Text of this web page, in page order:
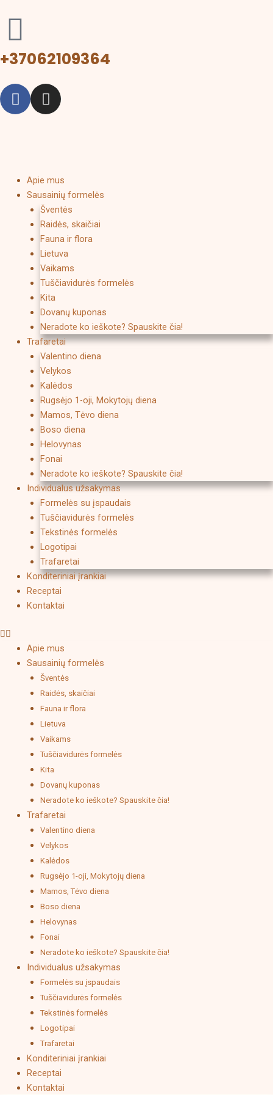
prie
turinio
+37062109364
F
a
o
k
I
n
r
a
m
Apie mus
Sausainių formelės
Šventės
Raidės, skaičiai
Fauna ir flora
Lietuva
Vaikams
Tuščiavidurės formelės
Kita
Dovanų kuponas
Neradote ko ieškote? Spauskite čia!
Trafaretai
Valentino diena
Velykos
Kalėdos
Rugsėjo 1-oji, Mokytojų diena
Mamos, Tėvo diena
Boso diena
Helovynas
Fonai
Neradote ko ieškote? Spauskite čia!
Individualus užsakymas
Formelės su įspaudais
Tuščiavidurės formelės
Tekstinės formelės
Logotipai
Trafaretai
Konditeriniai įrankiai
Receptai
Kontaktai
Menu
Apie mus
Sausainių formelės
Šventės
Raidės, skaičiai
Fauna ir flora
Lietuva
Vaikams
Tuščiavidurės formelės
Kita
Dovanų kuponas
Neradote ko ieškote? Spauskite čia!
Trafaretai
Valentino diena
Velykos
Kalėdos
Rugsėjo 1-oji, Mokytojų diena
Mamos, Tėvo diena
Boso diena
Helovynas
Fonai
Neradote ko ieškote? Spauskite čia!
Individualus užsakymas
Formelės su įspaudais
Tuščiavidurės formelės
Tekstinės formelės
Logotipai
Trafaretai
Konditeriniai įrankiai
Receptai
Kontaktai